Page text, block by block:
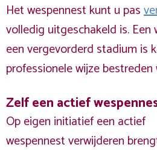
Het wespennest kunt u pas
volledig uitgeschakeld is.
een vergevorderd stadium is
professionele wijze bestreden
Zelf een actief
Op eigen initiatief een actief
wespennest verwijderen